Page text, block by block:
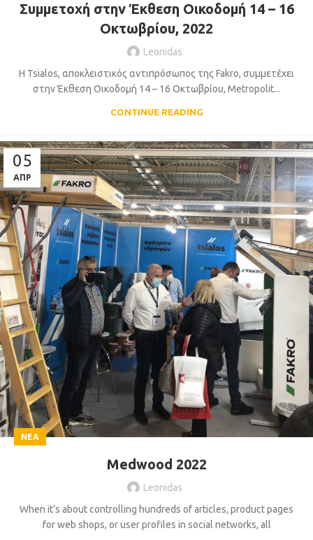
Συμμετοχή στην Έκθεση Οικοδομή 14 – 16
Οκτωβρίου, 2022
Leonidas
H Tsialos, αποκλειστικός αντιπρόσωπος της Fakro, συμμετέχει
στην Έκθεση Οικοδομή 14 – 16 Οκτωβρίου, Metropolit...
CONTINUE READING
05
ΑΠΡ
ΝΈΑ
Medwood 2022
Leonidas
When it’s about controlling hundreds of articles, product pages
for web shops, or user profiles in social networks, all